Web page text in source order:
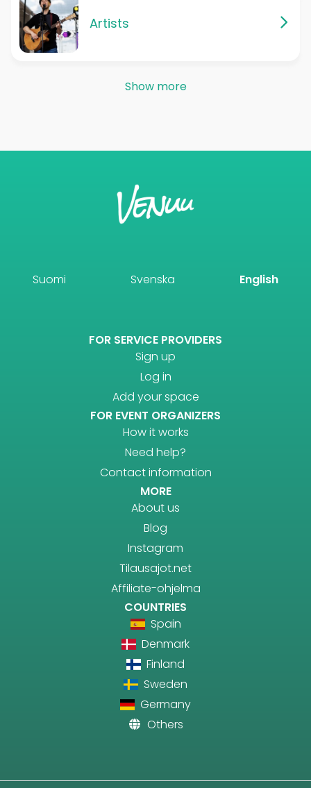
Artists
Show more
Suomi Svenska English
FOR SERVICE PROVIDERS
Sign up
Log in
Add your space
FOR EVENT ORGANIZERS
How it works
Need help?
Contact information
MORE
About us
Blog
Instagram
Tilausajot.net
Affiliate-ohjelma
COUNTRIES
Spain
Denmark
Finland
Sweden
Germany
Others